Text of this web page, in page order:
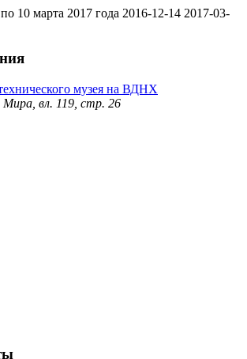
10 марта 2017 года 2016-12-14 2017-03-
музея на ВДНХ
вл. 119, стр. 26